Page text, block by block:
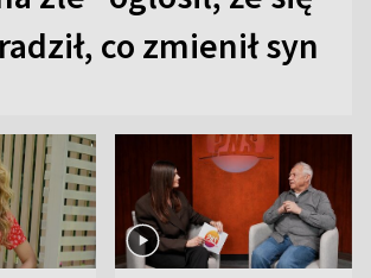
co zmienił syn